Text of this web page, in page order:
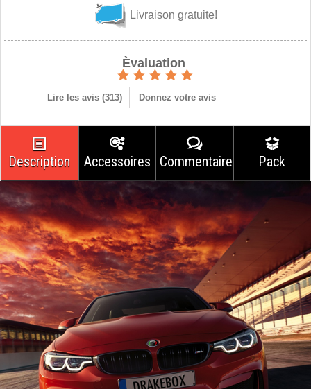
Livraison gratuite!
Èvaluation
Lire les avis (313) Donnez votre avis
Description Accessoires Commentaires Pack